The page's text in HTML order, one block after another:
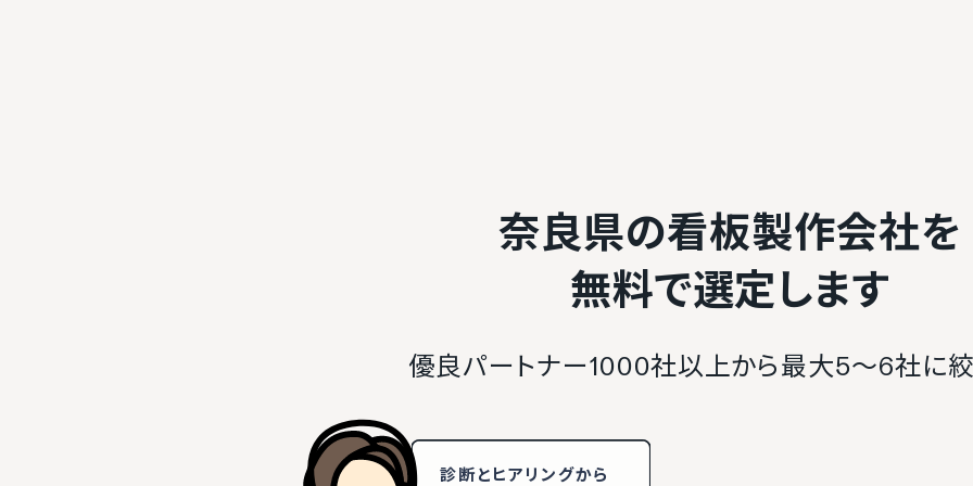
奈良県の看板製作会社を
無料で選定します
優良パートナー1000社以上から最大5〜6社に
診断と ヒアリングから